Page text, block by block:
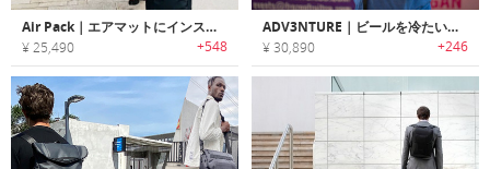
Air Pack｜エアマットにインスパイアされた空気注入式軽量バックパック「エアパック」
¥ 25,490 +548
ADV3NTURE｜ビールを冷たいまま持ち運べる断熱ポケット搭載バックパック「アドベンチャー」
¥ 30,890 +246